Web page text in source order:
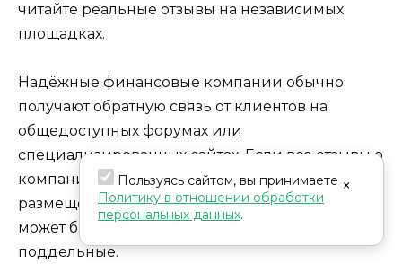
читайте реальные отзывы на независимых
площадках.
Надёжные финансовые компании обычно
получают обратную связь от клиентов на
общедоступных форумах или
специализированных сайтах. Если все отзывы о
компании исключительно положительные и
размещены на неизвестных платформах — это
может быть признаком того, что они
поддельные.
×
Пользуясь сайтом, вы принимаете
Политику в отношении обработки
персональных данных.